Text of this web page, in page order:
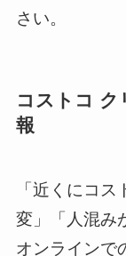
さい。
コストコ
報
「近くにコ
変」「人混み
オンラインで